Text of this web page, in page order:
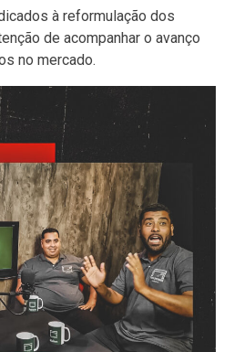
à reformulação dos
de acompanhar o avanço
no mercado.